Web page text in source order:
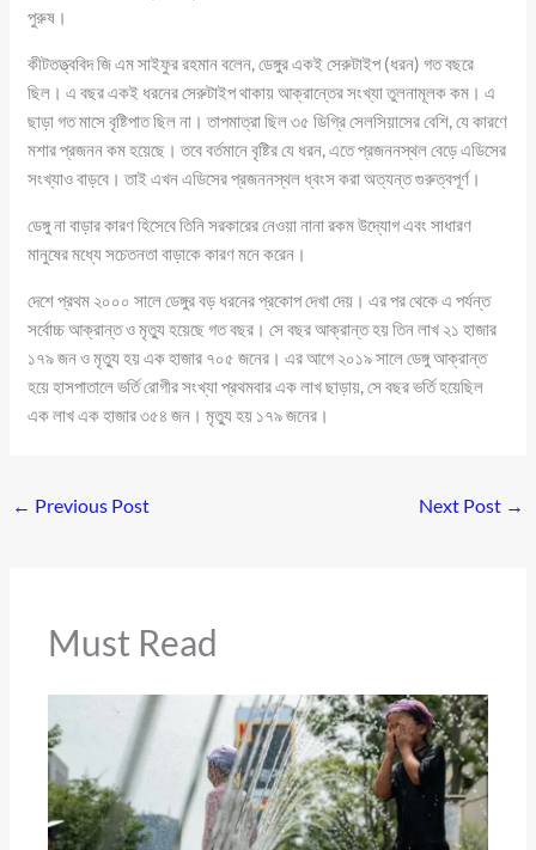
পুরুষ।
কীটতত্ত্ববিদ জি এম সাইফুর রহমান বলেন, ডেঙ্গুর একই সেরুটাইপ (ধরন) গত বছরে
ছিল। এ বছর একই ধরনের সেরুটাইপ থাকায় আক্রান্তের সংখ্যা তুলনামূলক কম। এ
ছাড়া গত মাসে বৃষ্টিপাত ছিল না। তাপমাত্রা ছিল ৩৫ ডিগ্রি সেলসিয়াসের বেশি, যে কারণে
মশার প্রজনন কম হয়েছে। তবে বর্তমানে বৃষ্টির যে ধরন, এতে প্রজননস্থল বেড়ে এডিসের
সংখ্যাও বাড়বে। তাই এখন এডিসের প্রজননস্থল ধ্বংস করা অত্যন্ত গুরুত্বপূর্ণ।
ডেঙ্গু না বাড়ার কারণ হিসেবে তিনি সরকারের নেওয়া নানা রকম উদ্যোগ এবং সাধারণ
মানুষের মধ্যে সচেতনতা বাড়াকে কারণ মনে করেন।
দেশে প্রথম ২০০০ সালে ডেঙ্গুর বড় ধরনের প্রকোপ দেখা দেয়। এর পর থেকে এ পর্যন্ত
সর্বোচ্চ আক্রান্ত ও মৃত্যু হয়েছে গত বছর। সে বছর আক্রান্ত হয় তিন লাখ ২১ হাজার
১৭৯ জন ও মৃত্যু হয় এক হাজার ৭০৫ জনের। এর আগে ২০১৯ সালে ডেঙ্গু আক্রান্ত
হয়ে হাসপাতালে ভর্তি রোগীর সংখ্যা প্রথমবার এক লাখ ছাড়ায়, সে বছর ভর্তি হয়েছিল
এক লাখ এক হাজার ৩৫৪ জন। মৃত্যু হয় ১৭৯ জনের।
← Previous Post Next Post →
Must Read